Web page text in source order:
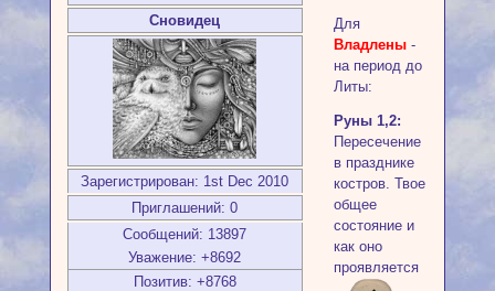
Сновидец
Зарегистрирован: 1st Dec 2010
Приглашений: 0
Сообщений: 13897
Уважение: +8692
Позитив: +8768
Для
Владлены-
на период до
Литы:
Руны 1,2:
Пересечение
в празднике
костров. Твое
общее
состояние и
как оно
проявляется